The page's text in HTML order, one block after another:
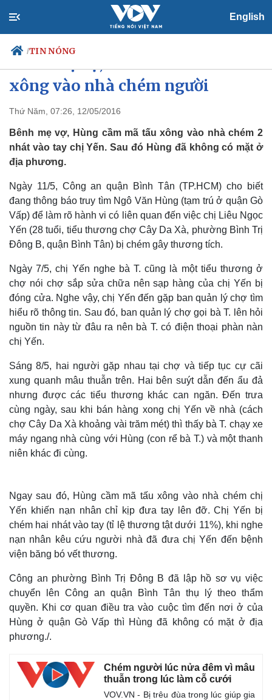
English
/TIN NÓNG
Chính trị
Đảng
Tổ chức nhân sự
Quốc hội
Nhận diện sự thật
Tin 24h
Dự báo thời tiết
Việc làm
Biển đảo
xông vào nhà chém người
Thứ Năm, 07:26, 12/05/2016
Bênh mẹ vợ, Hùng cầm mã tấu xông vào nhà chém 2
nhát vào tay chị Yến. Sau đó Hùng đã không có mặt ở
địa phương.
Ngày 11/5, Công an quận Bình Tân (TP.HCM) cho biết
đang thông báo truy tìm Ngô Văn Hùng (tạm trú ở quận Gò
Vấp) để làm rõ hành vi có liên quan đến việc chị Liêu Ngọc
Yến (28 tuổi, tiểu thương chợ Cây Da Xà, phường Bình Trị
Đông B, quận Bình Tân) bị chém gây thương tích.
Ngày 7/5, chị Yến nghe bà T. cũng là một tiểu thương ở
chợ nói chợ sắp sửa chữa nên sạp hàng của chị Yến bị
đóng cửa. Nghe vậy, chị Yến đến gặp ban quản lý chợ tìm
hiểu rõ thông tin. Sau đó, ban quản lý chợ gọi bà T. lên hỏi
nguồn tin này từ đâu ra nên bà T. có điện thoại phàn nàn
chị Yến.
Sáng 8/5, hai người gặp nhau tại chợ và tiếp tục cự cãi
xung quanh mâu thuẫn trên. Hai bên suýt dẫn đến ẩu đả
nhưng được các tiểu thương khác can ngăn. Đến trưa
cùng ngày, sau khi bán hàng xong chị Yến về nhà (cách
chợ Cây Da Xà khoảng vài trăm mét) thì thấy bà T. chạy xe
máy ngang nhà cùng với Hùng (con rể bà T.) và một thanh
niên khác đi cùng.
Ngay sau đó, Hùng cầm mã tấu xông vào nhà chém chị
Yến khiến nạn nhân chỉ kịp đưa tay lên đỡ. Chị Yến bị
chém hai nhát vào tay (tỉ lệ thương tật dưới 11%), khi nghe
nạn nhân kêu cứu người nhà đã đưa chị Yến đến bệnh
viện băng bó vết thương.
Công an phường Bình Trị Đông B đã lập hồ sơ vụ việc
chuyển lên Công an quận Bình Tân thụ lý theo thẩm
quyền. Khi cơ quan điều tra vào cuộc tìm đến nơi ở của
Hùng ở quận Gò Vấp thì Hùng đã không có mặt ở địa
phương./.
Chém người lúc nửa đêm vì mâu
thuẫn trong lúc làm cỗ cưới
VOV.VN - Bị trêu đùa trong lúc giúp gia